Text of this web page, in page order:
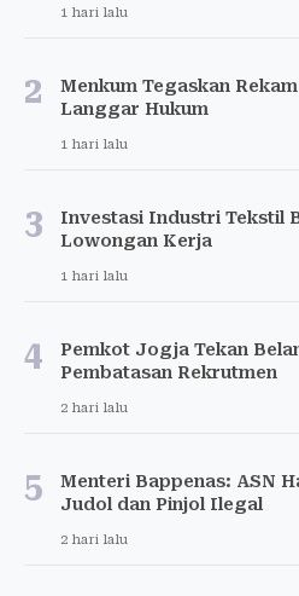
1 hari lalu
2
Menkum Tegaskan
Langgar Hukum
1 hari lalu
3
Investasi Industri Tekstil
Lowongan Kerja
1 hari lalu
4
Pemkot Jogja Tekan
Pembatasan Rekrutmen
2 hari lalu
5
Menteri Bappenas: ASN
Judol dan Pinjol Ilegal
2 hari lalu